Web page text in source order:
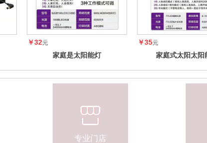
￥32元
家庭是太阳能灯
￥35元
家庭式太阳太阳
专业门店